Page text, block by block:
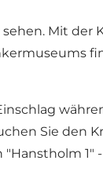
sehen. Mit der
Sie den
"Hanstholm 1"